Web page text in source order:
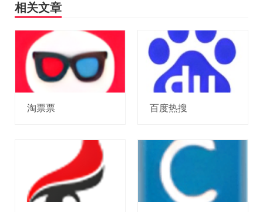
相关文章
淘票票 百度热搜